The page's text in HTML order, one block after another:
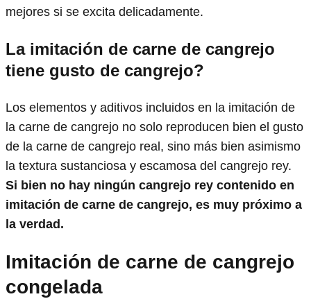
mejores si se excita delicadamente.
La imitación de carne de cangrejo
tiene gusto de cangrejo?
Los elementos y aditivos incluidos en la imitación de
la carne de cangrejo no solo reproducen bien el gusto
de la carne de cangrejo real, sino más bien asimismo
la textura sustanciosa y escamosa del cangrejo rey.
Si bien no hay ningún cangrejo rey contenido en
imitación de carne de cangrejo, es muy próximo a
la verdad.
Imitación de carne de cangrejo
congelada